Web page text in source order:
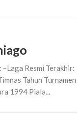
Resmi Terakhir:
Tahun Turnamen
1994 Piala...